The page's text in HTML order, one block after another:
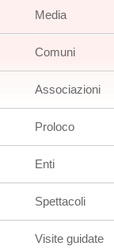
Media
Comuni
Associazioni
Proloco
Enti
Spettacoli
Visite guidate